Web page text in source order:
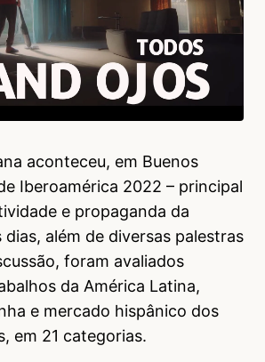
aconteceu, em Buenos
Iberoamérica 2022 – principal
e propaganda da
dias, além de diversas palestras
foram avaliados
da América Latina,
e mercado hispânico dos
em 21 categorias.